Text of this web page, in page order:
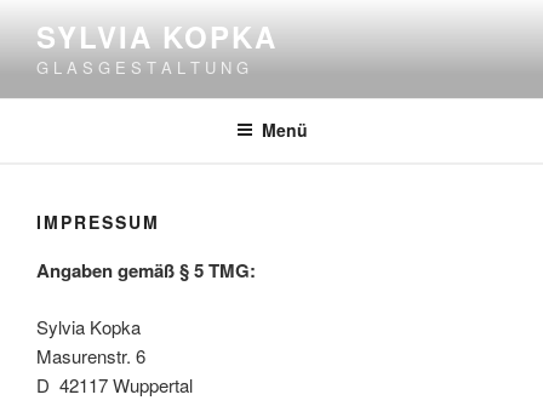
Inhalt
springen
SYLVIA KOPKA
G L A S G E S T A L T U N G
Menü
IMPRESSUM
Angaben gemäß § 5 TMG:
Sylvia Kopka
Masurenstr. 6
D 42117 Wuppertal